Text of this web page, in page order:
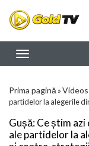
Prima pagină »Videos
partidelor la alegerile
Gușă: Ce știm
ale partidelor la